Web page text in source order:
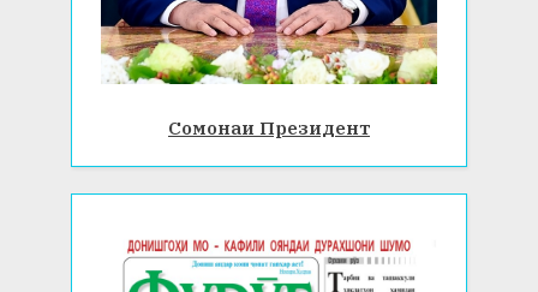
Сомонаи Президент